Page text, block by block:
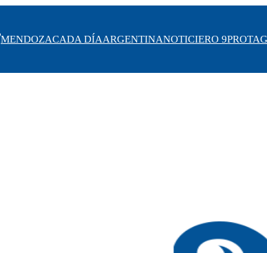
MENDOZACADA DÍAARGENTINANOTICIERO 9